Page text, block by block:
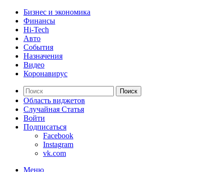
Бизнес и экономика
Финансы
Hi-Tech
Авто
События
Назначения
Видео
Коронавирус
Поиск
Область виджетов
Случайная Статья
Войти
Подписаться
Facebook
Instagram
vk.com
Меню